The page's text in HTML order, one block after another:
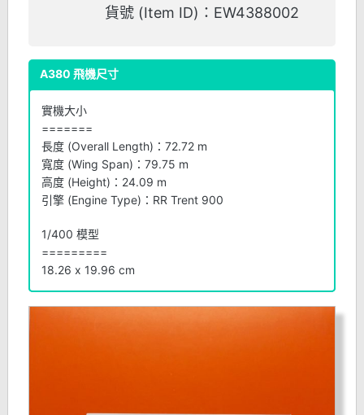
貨號 (Item ID)：EW4388002
A380 飛機尺寸
實機大小
=======
長度 (Overall Length)：72.72 m
寬度 (Wing Span)：79.75 m
高度 (Height)：24.09 m
引擎 (Engine Type)：RR Trent 900
1/400 模型
=========
18.26 x 19.96 cm